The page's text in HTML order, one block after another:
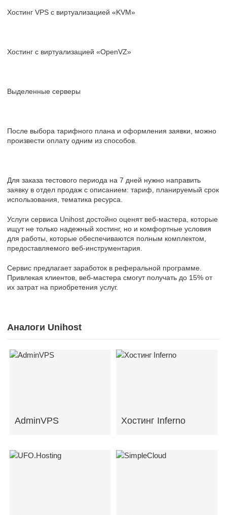
Хостинг VPS с виртуализацией «KVM»
Хостинг с виртуализацией «OpenVZ»
Выделенные серверы
После выбора тарифного плана и оформления заявки, можно
произвести оплату одним из способов.
Для заказа тестового периода на 7 дней нужно направить
заявку в отдел продаж с описанием: тариф, планируемый срок
использования, тематика ресурса.
Услуги сервиса Unihost достойно оценят веб-мастера, которые
ищут не только надежный хостинг, но и комфортные условия
для работы, которые обеспечиваются полным комплектом,
предоставляемого веб-инструментария.
Сервис предлагает заработок в реферальной программе.
Привлекая клиентов, веб-мастера смогут получать до 15% от
их затрат на приобретения услуг.
Аналоги Unihost
AdminVPS Хостинг Inferno